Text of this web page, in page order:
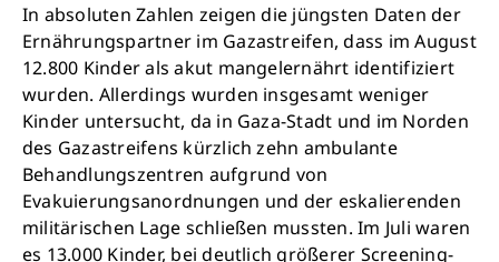
In absoluten Zahlen zeigen die jüngsten Daten der
Ernährungspartner im Gazastreifen, dass im August
12.800 Kinder als akut mangelernährt identifiziert
wurden. Allerdings wurden insgesamt weniger
Kinder untersucht, da in Gaza-Stadt und im Norden
des Gazastreifens kürzlich zehn ambulante
Behandlungszentren aufgrund von
Evakuierungsanordnungen und der eskalierenden
militärischen Lage schließen mussten. Im Juli waren
es 13.000 Kinder, bei deutlich größerer Screening-